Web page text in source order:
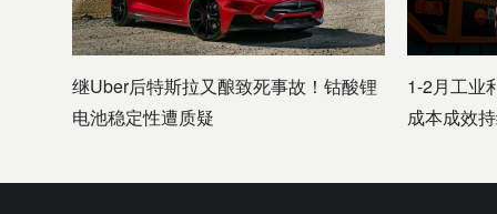
继Uber后特斯拉又酿致死事故！钴酸锂
电池稳定性遭质疑
1-2月工业
成本成效